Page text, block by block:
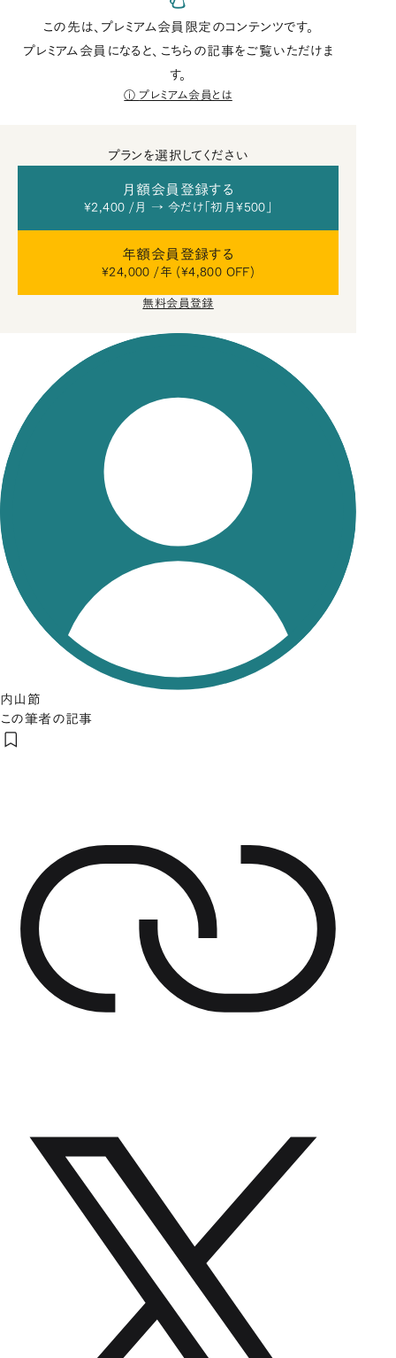
この先は、プレミアム会員限定のコンテンツです。
プレミアム会員になると、こちらの記事をご覧いただけま
す。
プレミアム会員とは
プランを選択してください
月額会員登録する
¥2,400 /月 → 今だけ「初月¥500」
年額会員登録する
¥24,000 /年 (¥4,800 OFF)
無料会員登録
内山節
この筆者の記事